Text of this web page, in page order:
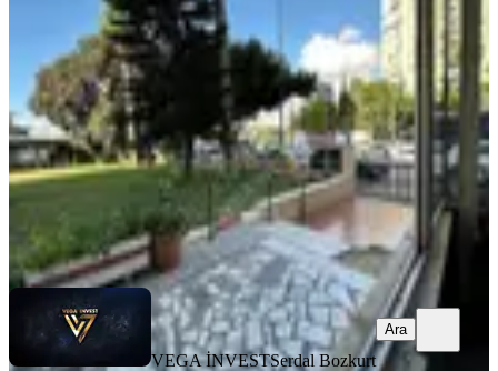
Muratpaşa, Meltem Mahallesi
1 Oda
550 m² Düz Giriş (Zemin)·12.11.2025
21.000.000 ₺
VEGA İNVESTSerdal Bozkurt
Ara
VEGA İNVESTSerdal Bozkurt
Ara